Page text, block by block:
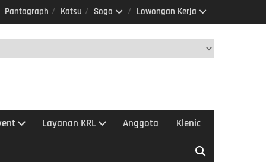
Pantograph Katsu Sogo Lowongan Kerja
Layanan KRL Anggota Klenic